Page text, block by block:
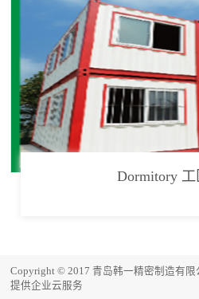
Dormitory 工
Copyright © 2017 青岛韩一精密制造有限
提供企业云服务